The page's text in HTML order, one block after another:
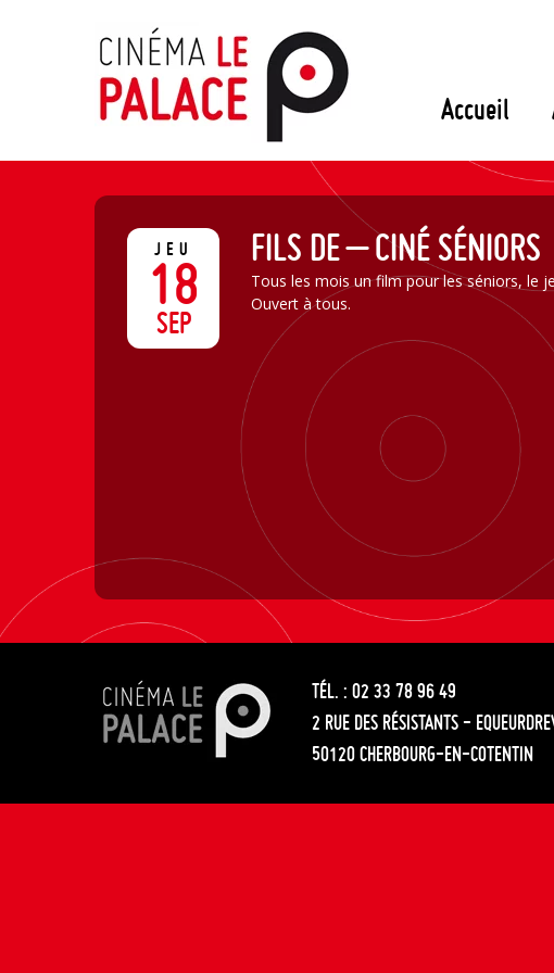
Accueil
JEU
18
SEP
FILS DE – CINÉ SÉNIORS
Tous les mois un film pour les séniors, le
Ouvert à tous.
TÉL. : 02 33 78 96 49
2 RUE DES RÉSISTANTS -
50120 CHERBOURG-EN-COTENTIN